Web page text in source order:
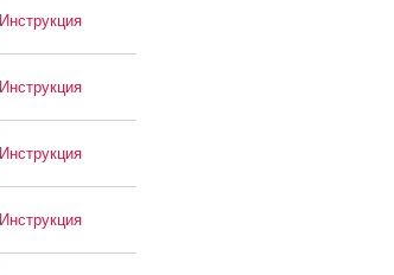
Инструкция
Инструкция
Инструкция
Инструкция